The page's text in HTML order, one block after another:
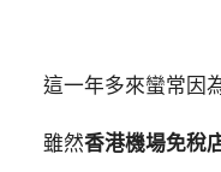
這一年多來蠻常因
雖然香港機場免稅